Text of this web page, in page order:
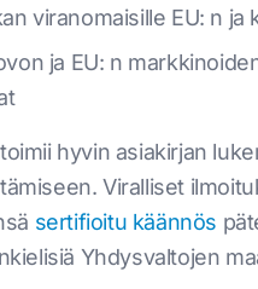
viranomaisille EU: n
ja EU: n
hyvin asiakirjan
Viralliset
sertifioitu käännös
Yhdysvaltojen